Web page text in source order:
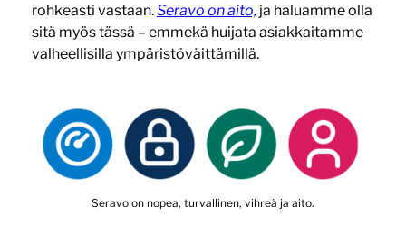
rohkeasti vastaan.Seravo on aito,ja haluamme olla
sitä myös tässä – emmekä huijata asiakkaitamme
valheellisilla ympäristöväittämillä.
Seravo on nopea, turvallinen, vihreä ja aito.